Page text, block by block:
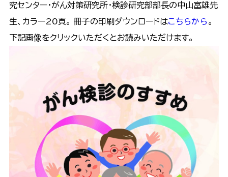
究センター・がん対策研究所・検診研究部部長の中山富雄先
生、カラー20頁。 冊子の印刷ダウンロードはこちらから 。
下記画像をクリックいただくとお読みいただけます。